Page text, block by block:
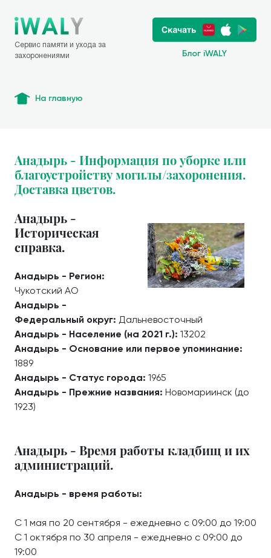
Сервис памяти и ухода за
захоронениями
Блог iWALY
На главную
Анадырь - Информация по уборке или
благоустройству могилы/захоронения.
Доставка цветов.
Анадырь -
Историческая
справка.
Анадырь - Регион:
Чукотский АО
Анадырь -
Федеральный округ: Дальневосточный
Анадырь - Население (на 2021 г.): 13202
Анадырь - Основание или первое упоминание:
1889
Анадырь - Статус города: 1965
Анадырь - Прежние названия: Новомариинск (до
1923)
Анадырь - Время работы кладбищ и их
администраций.
Анадырь - время работы:
С 1 мая по 20 сентября - ежедневно с 09:00 до 19:00
С 1 октября по 30 апреля - ежедневно с 09:00 до
19:00